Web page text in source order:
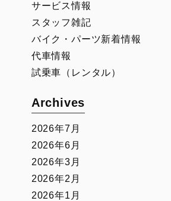
サービス情報
スタッフ雑記
バイク・パーツ新着情報
代車情報
試乗車（レンタル）
Archives
2026年7月
2026年6月
2026年3月
2026年2月
2026年1月